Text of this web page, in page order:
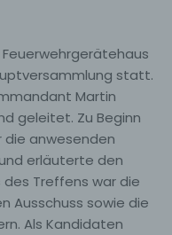
Feuerwehrgerätehaus
statt.
Martin
geleitet. Zu Beginn
anwesenden
erläuterte den
Treffens war die
Ausschuss sowie die
Als Kandidaten